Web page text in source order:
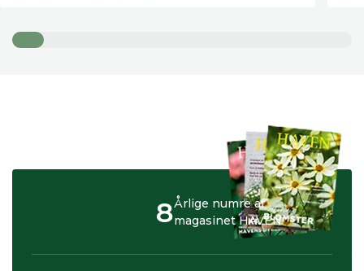
Årlige numre af
magasinet HAVEN
8